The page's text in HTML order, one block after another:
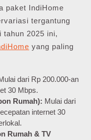
paket IndiHome
tergantung
tahun 2025 ini,
yang paling
dari Rp 200.000-an
30 Mbps.
Rumah): Mulai dari
internet 30
Rumah & TV